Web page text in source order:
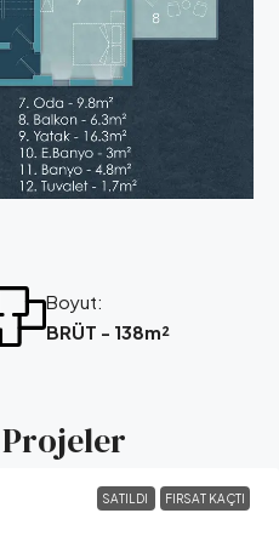
Boyut:
BRÜT - 138m²
SATILDI FIRSAT KAÇTI